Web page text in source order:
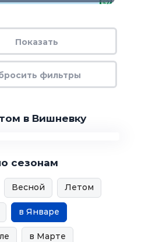
в Вишневку
сезонам
Весной Летом
в Январе
в Марте